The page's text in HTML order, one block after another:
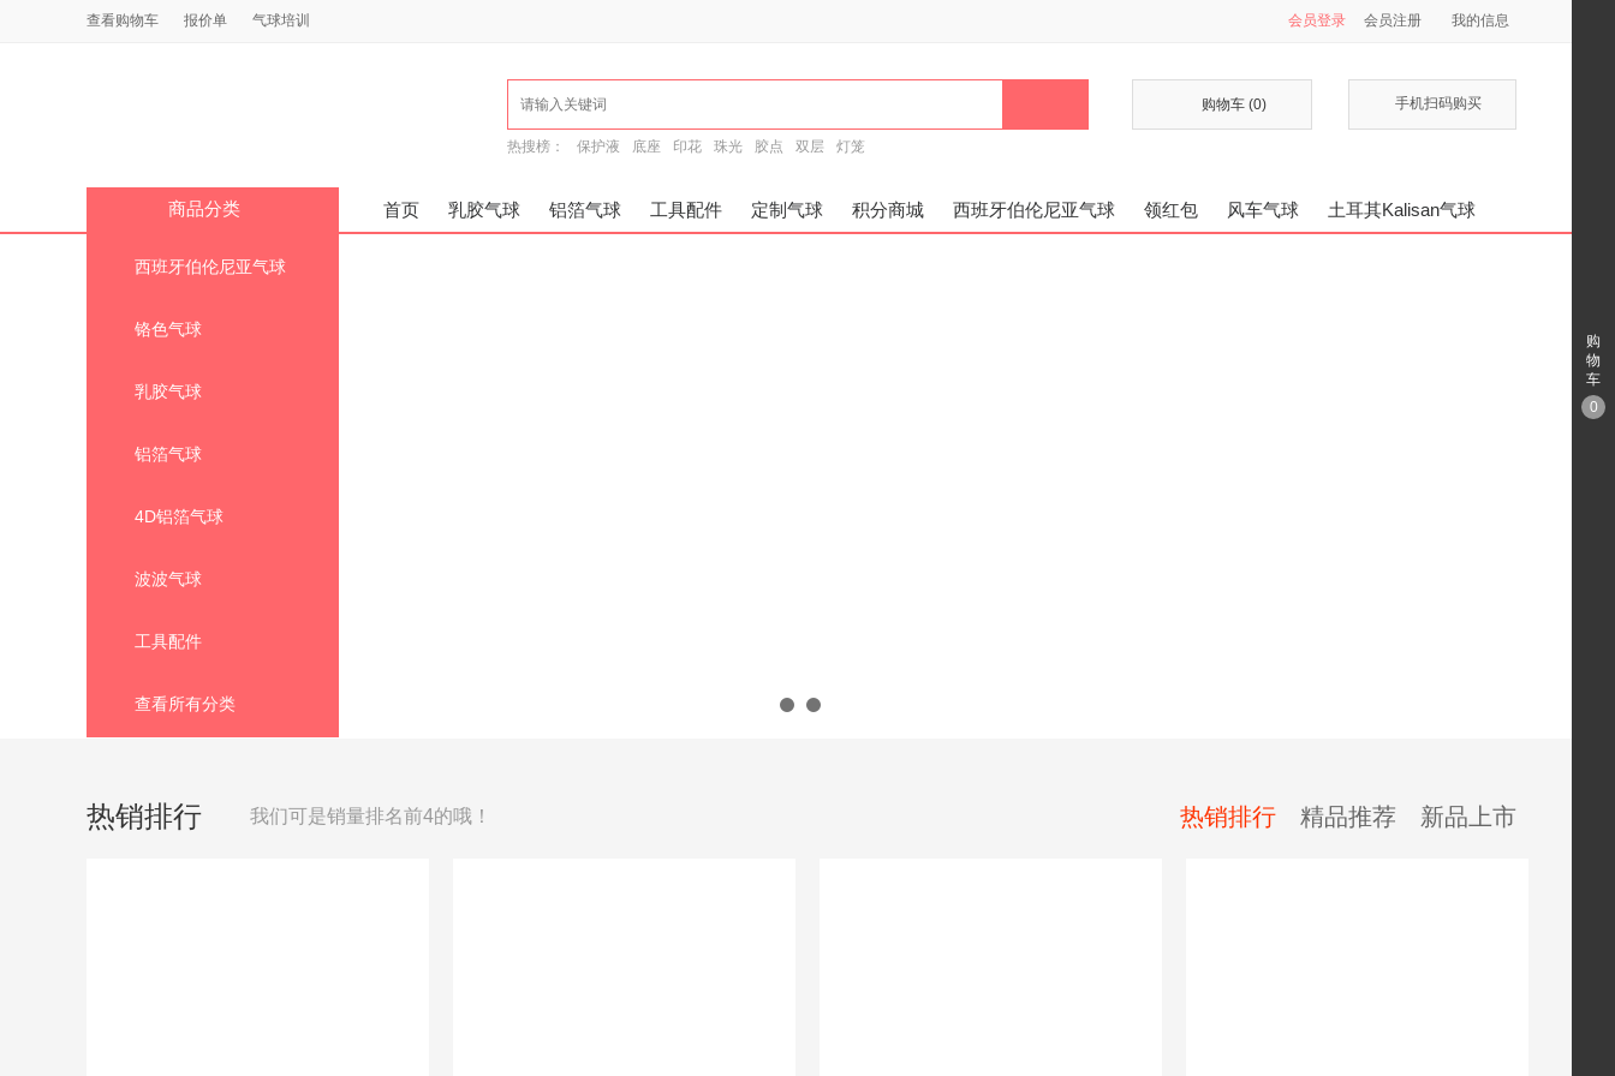
查看购物车 报价单 气球培训 我的信息
会员登录 会员注册
热搜榜： 保护液 底座 印花 珠光 胶点 双层 灯笼
手机扫码购买
购物车(0)
商品分类
西班牙伯伦尼亚气球
铬色气球
乳胶气球
铝箔气球
4D铝箔气球
波波气球
工具配件
查看所有分类
首页 乳胶气球 铝箔气球 工具配件 定制气球 积分商城 西班牙伯伦尼亚气球 领红包 风车气球 土耳其Kalisan气球
热销排行 我们可是销量排名前4的哦！ 新品上市
精品推荐
热销排行
购
物
车
0